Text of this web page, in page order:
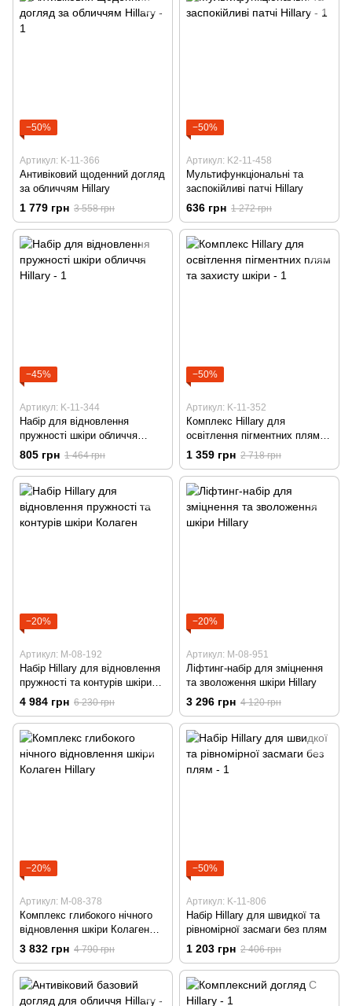
−50%
Артикул: K-11-366
Антивіковий щоденний догляд
за обличчям Hillary
1 779 грн 3 558 грн
−50%
Артикул: K2-11-458
Мультифункціональні та
заспокійливі патчі Hillary
636 грн 1 272 грн
−45%
Артикул: K-11-344
Набір для відновлення
пружності шкіри обличчя
Hillary
805 грн 1 464 грн
−50%
Артикул: K-11-352
Комплекс Hillary для
освітлення пігментних плям
та захисту шкіри
1 359 грн 2 718 грн
−20%
Артикул: M-08-192
Набір Hillary для відновлення
пружності та контурів шкіри
Колаген
4 984 грн 6 230 грн
−20%
Артикул: M-08-951
Ліфтинг-набір для зміцнення
та зволоження шкіри Hillary
3 296 грн 4 120 грн
−20%
Артикул: M-08-378
Комплекс глибокого нічного
відновлення шкіри Колаген
Hillary
3 832 грн 4 790 грн
−50%
Артикул: K-11-806
Набір Hillary для швидкої та
рівномірної засмаги без плям
1 203 грн 2 406 грн